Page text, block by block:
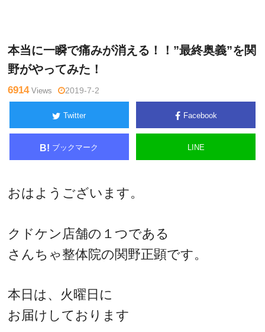
本当に一瞬で痛みが消える！！”最終奥義”を関
野がやってみた！
6914Views 2019-7-2
Twitter Facebook
B! ブックマーク LINE
おはようございます。
クドケン店舗の１つである
さんちゃ整体院の関野正顕です。
本日は、火曜日に
お届けしております